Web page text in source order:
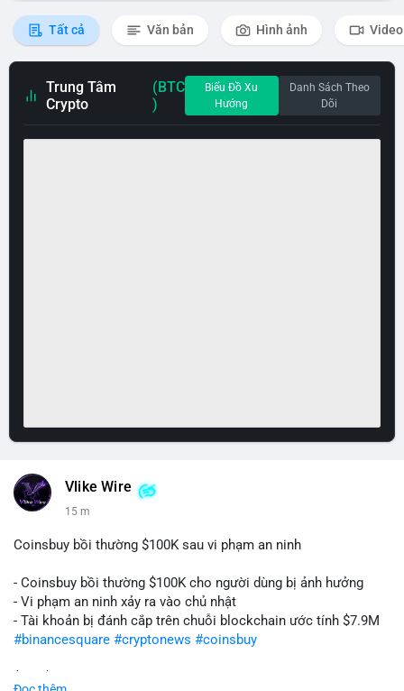
Tất cả Văn bản Hình ảnh Video
Trung Tâm
Crypto
(BTC
)
Biểu Đồ Xu
Hướng
Danh Sách Theo
Dõi
Vlike Wire
15 m
Coinsbuy bồi thường $100K sau vi phạm an ninh
- Coinsbuy bồi thường $100K cho người dùng bị ảnh hưởng
- Vi phạm an ninh xảy ra vào chủ nhật
- Tài khoản bị đánh cắp trên chuỗi blockchain ước tính $7.9M
#binancesquare #cryptonews #coinsbuy